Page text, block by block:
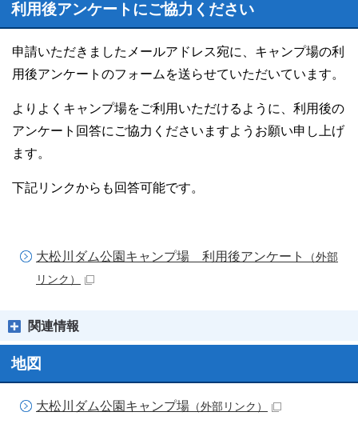
利用後アンケートにご協力ください
申請いただきましたメールアドレス宛に、キャンプ場の利
用後アンケートのフォームを送らせていただいています。
よりよくキャンプ場をご利用いただけるように、利用後の
アンケート回答にご協力くださいますようお願い申し上げ
ます。
下記リンクからも回答可能です。
大松川ダム公園キャンプ場 利用後アンケート
（外部
リンク）
関連情報
地図
大松川ダム公園キャンプ場 （外部リンク）